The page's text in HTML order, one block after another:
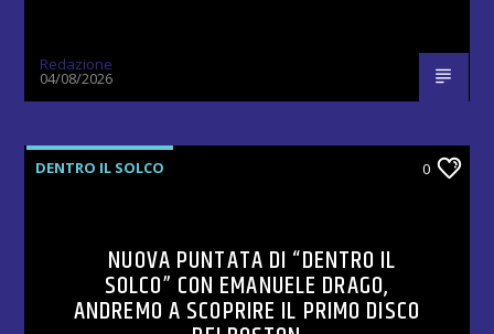
Redazione
04/08/2026
DENTRO IL SOLCO 0
NUOVA PUNTATA DI “DENTRO IL
SOLCO” CON EMANUELE DRAGO,
ANDREMO A SCOPRIRE IL PRIMO DISCO